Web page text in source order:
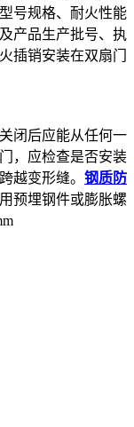
号规格、耐火性能
产品生产批号、执
插销安装在双扇门
闭后应能从任何一
，应检查是否安装
越变形缝。 钢质防
预埋钢件或膨胀螺